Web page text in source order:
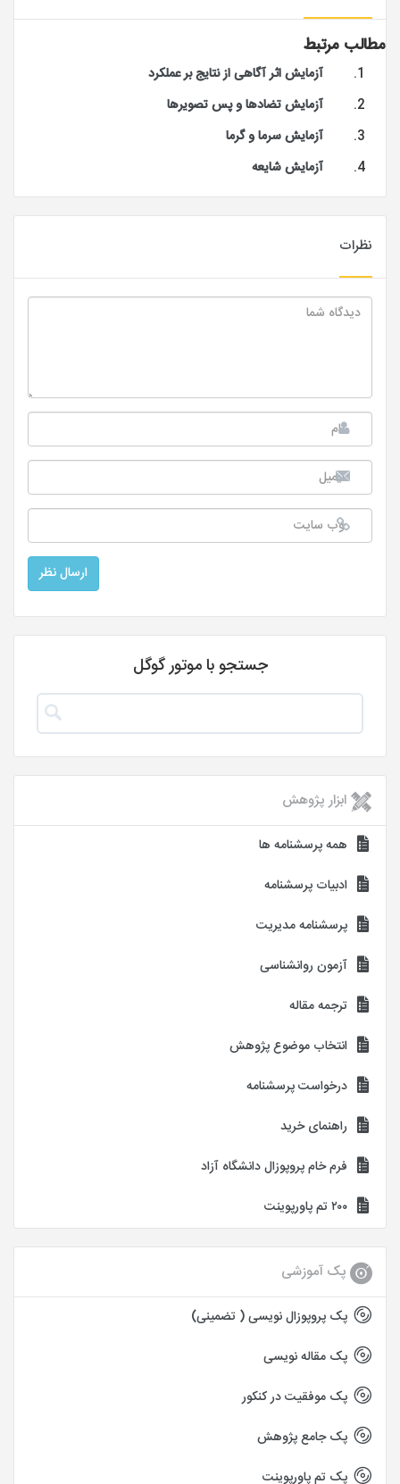
مطالب مرتبط
آزمایش اثر آگاهی از نتایج بر عملکرد
آزمایش تضادها و پس تصویرها
آزمایش سرما و گرما
آزمایش شایعه
نظرات
جستجو با موتور گوگل
ابزار پژوهش
همه پرسشنامه ها
ادبیات پرسشنامه
پرسشنامه مدیریت
آزمون روانشناسی
ترجمه مقاله
انتخاب موضوع پژوهش
درخواست پرسشنامه
راهنمای خرید
فرم خام پروپوزال دانشگاه آزاد
۲۰۰ تم پاورپوینت
پک آموزشی
پک پروپوزال نویسی ( تضمینی)
پک مقاله نویسی
پک موفقیت در کنکور
پک جامع پژوهش
پک تم پاورپوینت